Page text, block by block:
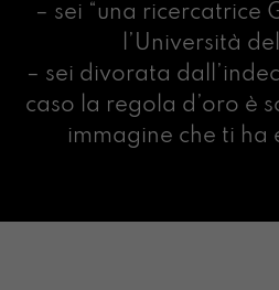
– sei “una ricercatrice
l’Università
– sei divorata
caso la regola d’oro è
immagine che ti ha